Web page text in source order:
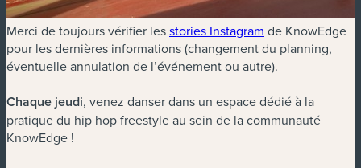
Merci de toujours vérifier lesstories Instagram (nouvelle
de KnowEdge
pour les dernières informations (changement du planning,
éventuelle annulation de l’événement ou autre).
Chaque jeudi, venez danser dans un espace dédié à la
pratique du hip hop freestyle au sein de la communauté
KnowEdge !